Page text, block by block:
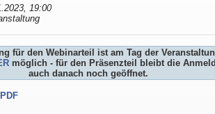
19:00
für den Webinarteil ist am Tag der
möglich - für den Präsenzteil bleibt die
auch danach noch geöffnet.